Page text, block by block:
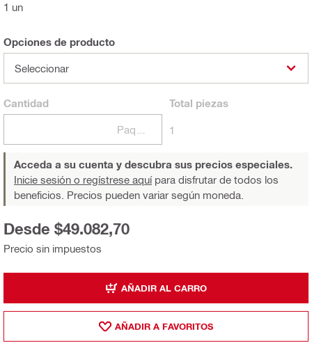
1 un
Opciones de producto
Seleccionar
Cantidad Total piezas
1
Acceda a su cuenta y descubra sus precios especiales.
Inicie sesión o regístrese aquípara disfrutar de todos los
beneficios. Precios pueden variar según moneda.
Precio sin impuestos
Desde $49.082,70
AÑADIR AL CARRO
AÑADIR A FAVORITOS